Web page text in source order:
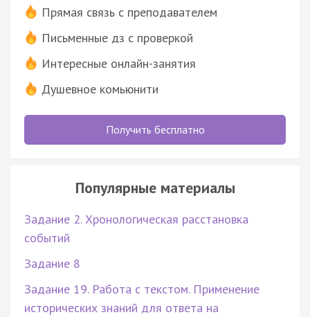
Прямая связь с преподавателем
Письменные дз с проверкой
Интересные онлайн-занятия
Душевное комьюнити
Получить бесплатно
Популярные материалы
Задание 2. Хронологическая расстановка
событий
Задание 8
Задание 19. Работа с текстом. Применение
исторических знаний для ответа на